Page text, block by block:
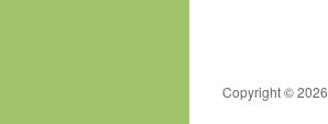
Copyright © 2026